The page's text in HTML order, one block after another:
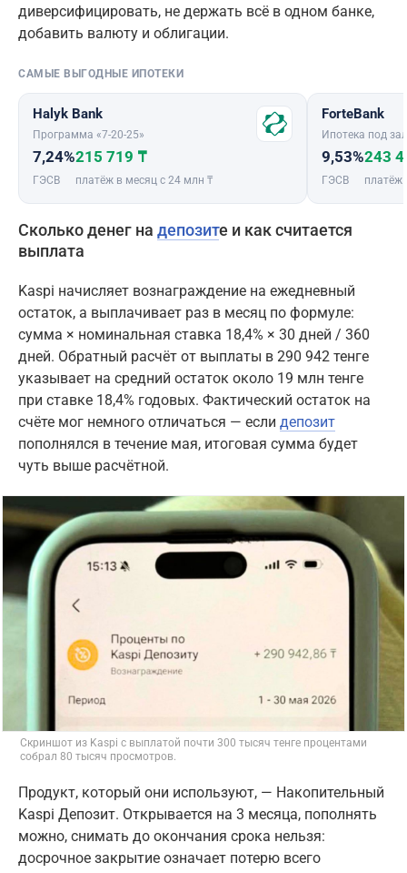
диверсифицировать, не держать всё в одном банке,
добавить валюту и облигации.
САМЫЕ ВЫГОДНЫЕ ИПОТЕКИ
Halyk Bank
Программа «7-20-25»
7,24%
ГЭСВ
215 719 ₸
платёж в месяц с 24 млн ₸
ForteBank
Ипотека под
9,53%
ГЭСВ
243
платёж
Сколько денег на депозите и как считается
выплата
Kaspi начисляет вознаграждение на ежедневный
остаток, а выплачивает раз в месяц по формуле:
сумма × номинальная ставка 18,4% × 30 дней / 360
дней. Обратный расчёт от выплаты в 290 942 тенге
указывает на средний остаток около 19 млн тенге
при ставке 18,4% годовых. Фактический остаток на
счёте мог немного отличаться — если депозит
пополнялся в течение мая, итоговая сумма будет
чуть выше расчётной.
Скриншот из Kaspi с выплатой почти 300 тысяч тенге процентами
собрал 80 тысяч просмотров.
Продукт, который они используют, — Накопительный
Kaspi Депозит. Открывается на 3 месяца, пополнять
можно, снимать до окончания срока нельзя:
досрочное закрытие означает потерю всего